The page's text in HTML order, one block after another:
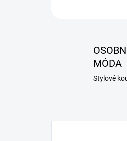
MÓDA
Stylové